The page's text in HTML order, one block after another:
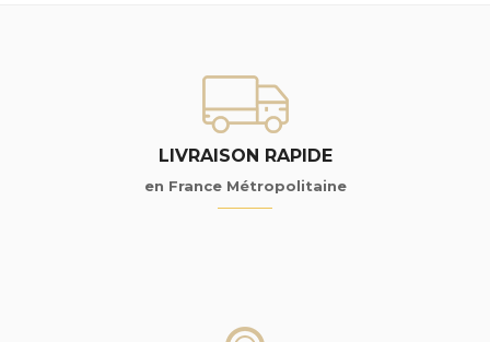
LIVRAISON RAPIDE
en France Métropolitaine